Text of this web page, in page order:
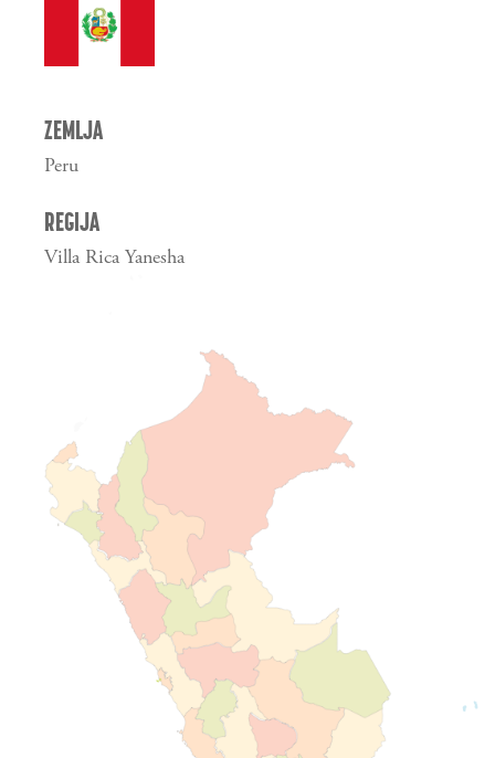
ZEMLJA
Peru
REGIJA
Villa Rica Yanesha